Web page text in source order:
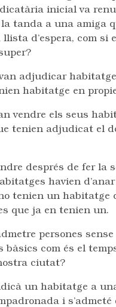
inicial va
tanda a una amiga
llista d’espera, com si
adjudicar
habitatge en
vendre els seus
tenien adjudicat el
després de fer la
havien
tenien un habitatge
que ja en tenien un.
persones
bàsics com és el
ciutat?
un habitatge a
i s’admeté